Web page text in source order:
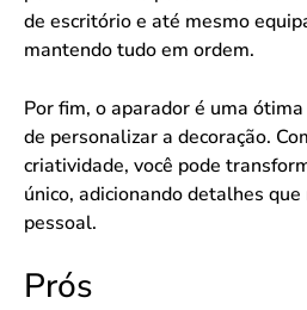
de escritório e até mesmo
mantendo tudo em ordem.
Por fim, o aparador é uma
de personalizar a decoração.
criatividade, você pode
único, adicionando detalhes
pessoal.
Prós